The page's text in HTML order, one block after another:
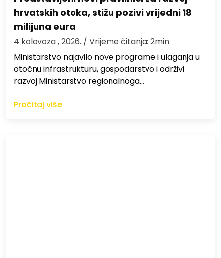
hrvatskih otoka, stižu pozivi vrijedni 18
milijuna eura
4 kolovoza , 2026. / Vrijeme čitanja: 2min
Ministarstvo najavilo nove programe i ulaganja u
otočnu infrastrukturu, gospodarstvo i održivi
razvoj Ministarstvo regionalnoga…
Pročitaj više